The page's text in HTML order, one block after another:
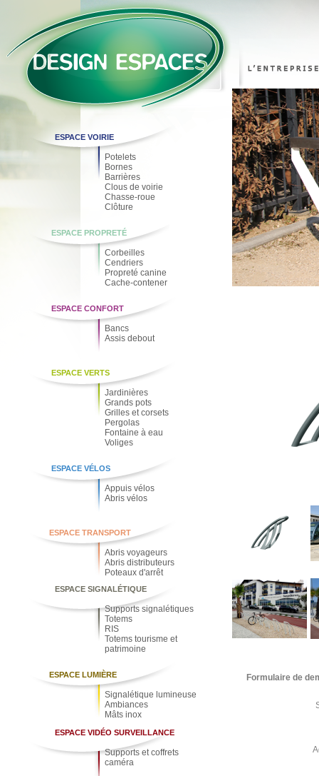
ESPACE VOIRIE
Potelets
Bornes
Barrières
Clous de voirie
Chasse-roue
Clôture
ESPACE PROPRETÉ
Corbeilles
Cendriers
Propreté canine
Cache-contener
ESPACE CONFORT
Bancs
Assis debout
ESPACE VERTS
Jardinières
Grands pots
Grilles et corsets
Pergolas
Fontaine à eau
Voliges
ESPACE VÉLOS
Appuis vélos
Abris vélos
ESPACE TRANSPORT
Abris voyageurs
Abris distributeurs
Poteaux d'arrêt
ESPACE SIGNALÉTIQUE
Supports signalétiques
Totems
RIS
Totems tourisme et
patrimoine
ESPACE LUMIÈRE
Signalétique lumineuse
Ambiances
Mâts inox
ESPACE VIDÉO SURVEILLANCE
Supports et coffrets
caméra
Formulaire de